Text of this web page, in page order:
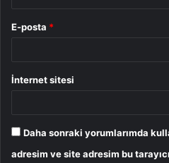
E-posta *
İnternet sitesi
Daha sonraki yorumlarımda
adresim ve site adresim bu